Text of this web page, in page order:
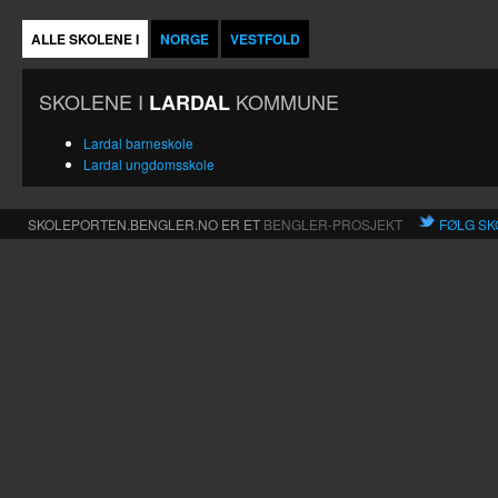
ALLE SKOLENE I NORGE VESTFOLD
SKOLENE I LARDAL KOMMUNE
Lardal barneskole
Lardal ungdomsskole
SKOLEPORTEN.BENGLER.NO ER ET BENGLER-PROSJEKT FØLG